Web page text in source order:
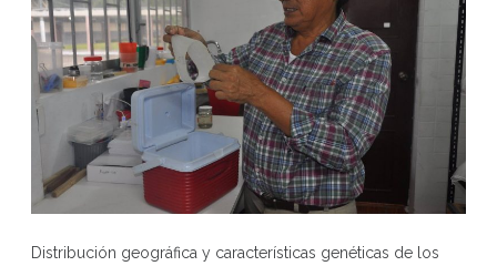
Distribución geográfica y características genéticas de los